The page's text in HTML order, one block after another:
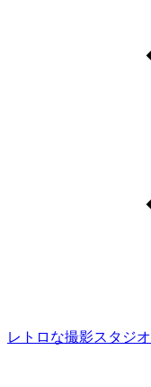
レトロな撮影スタジオ